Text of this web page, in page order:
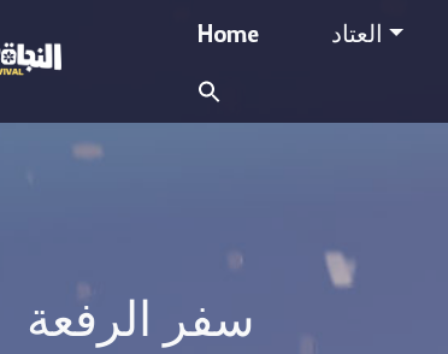
Home العتاد
سفر الرفعة